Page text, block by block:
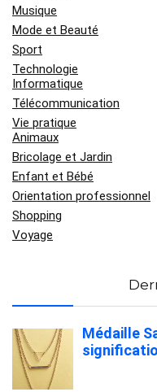
Musique
Mode et Beauté
Sport
Technologie
Informatique
Télécommunication
Vie pratique
Animaux
Bricolage et Jardin
Enfant et Bébé
Orientation professionnel
Shopping
Voyage
Médaille